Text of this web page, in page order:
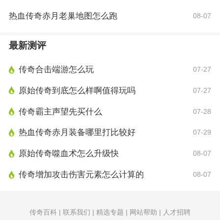
热血传奇赤月老巢地图怎么跑 08-07
最新测评
传奇合击端游怎么玩 07-27
原始传奇到底怎么样啊值得玩吗 07-27
传奇霸主声望先买什么 07-28
热血传奇赤月装备哪里打比较好 07-29
原始传奇噬血术怎么升级快 08-07
传奇增加攻击伤害元素怎么计算的 08-07
传奇百科 | 联系我们 | 精选专题 | 网站帮助 | 人才招聘